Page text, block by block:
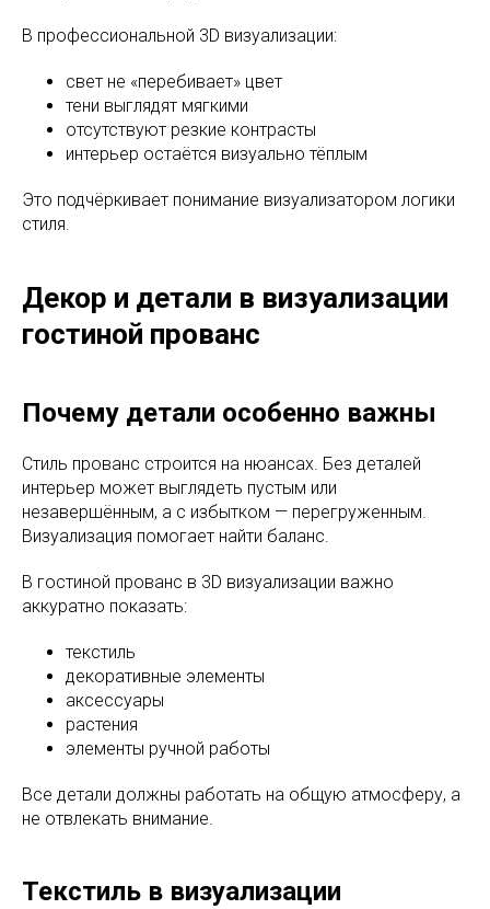
В профессиональной 3D визуализации:
свет не «перебивает» цвет
тени выглядят мягкими
отсутствуют резкие контрасты
интерьер остаётся визуально тёплым
Это подчёркивает понимание визуализатором логики
стиля.
Декор и детали в визуализации
гостиной прованс
Почему детали особенно важны
Стиль прованс строится на нюансах. Без деталей
интерьер может выглядеть пустым или
незавершённым, а с избытком — перегруженным.
Визуализация помогает найти баланс.
В гостиной прованс в 3D визуализации важно
аккуратно показать:
текстиль
декоративные элементы
аксессуары
растения
элементы ручной работы
Все детали должны работать на общую атмосферу, а
не отвлекать внимание.
Текстиль в визуализации